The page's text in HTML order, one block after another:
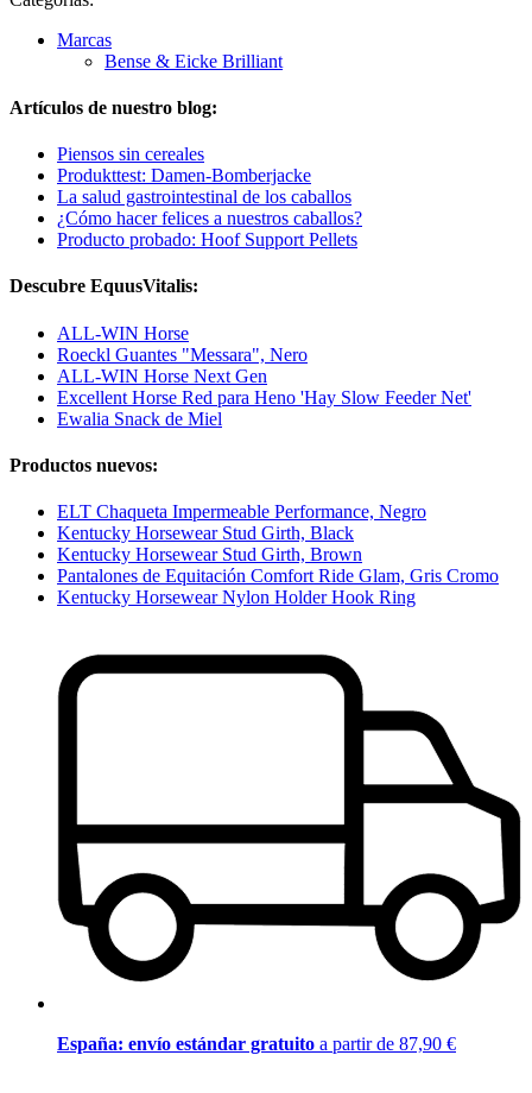
Marcas
Bense & Eicke Brilliant
Artículos de nuestro blog:
Piensos sin cereales
Produkttest: Damen-Bomberjacke
La salud gastrointestinal de los caballos
¿Cómo hacer felices a nuestros caballos?
Producto probado: Hoof Support Pellets
Descubre EquusVitalis:
ALL-WIN Horse
Roeckl Guantes "Messara", Nero
ALL-WIN Horse Next Gen
Excellent Horse Red para Heno 'Hay Slow Feeder Net'
Ewalia Snack de Miel
Productos nuevos:
ELT Chaqueta Impermeable Performance, Negro
Kentucky Horsewear Stud Girth, Black
Kentucky Horsewear Stud Girth, Brown
Pantalones de Equitación Comfort Ride Glam, Gris Cromo
Kentucky Horsewear Nylon Holder Hook Ring
España: envío estándar gratuito a partir de 87,90 €